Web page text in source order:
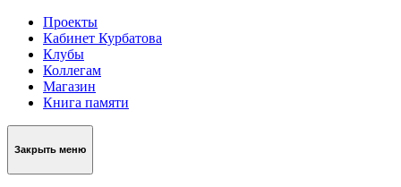
Проекты
Кабинет Курбатова
Клубы
Коллегам
Магазин
Книга памяти
Закрыть меню